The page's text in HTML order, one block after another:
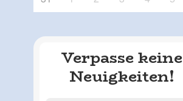
Verpasse keine
Neuigkeiten!